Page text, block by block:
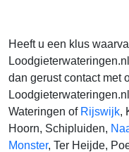
Heeft u een klus
dan gerust contact met
Wateringen of Rijswijk,
Hoorn, Schipluiden,
Monster, Ter Heijde,